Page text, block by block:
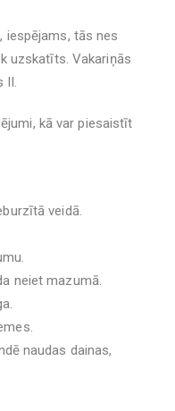
iespējams, tās nes
uzskatīts. Vakariņās
II.
kā var piesaistīt
veidā.
neiet mazumā.
naudas dainas,